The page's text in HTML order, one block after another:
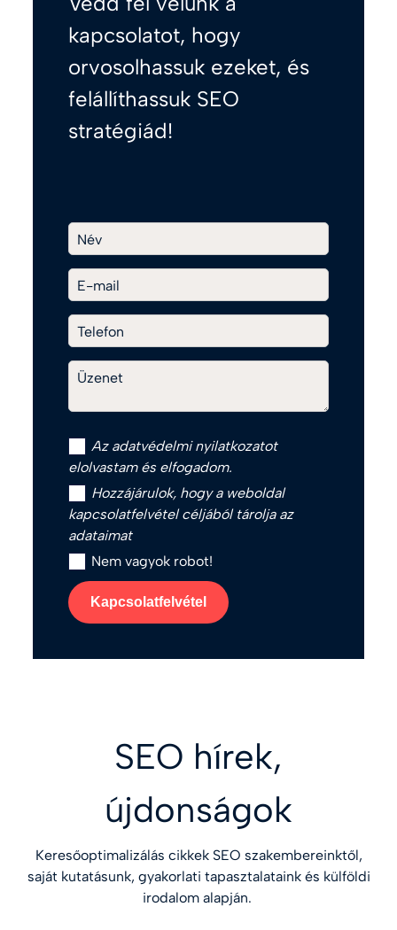
kapcsolatot, hogy
orvosolhassuk ezeket, és
felállíthassuk SEO
stratégiád!
Név
E-mail
Telefon
Üzenet
Az adatvédelmi nyilatkozatot
elolvastam és elfogadom.
Hozzájárulok, hogy a weboldal
kapcsolatfelvétel céljából tárolja az
adataimat
Nem vagyok robot!
Kapcsolatfelvétel
SEO hírek,
újdonságok
Keresőoptimalizálás cikkek SEO szakembereinktől,
saját kutatásunk, gyakorlati tapasztalataink és külföldi
irodalom alapján.